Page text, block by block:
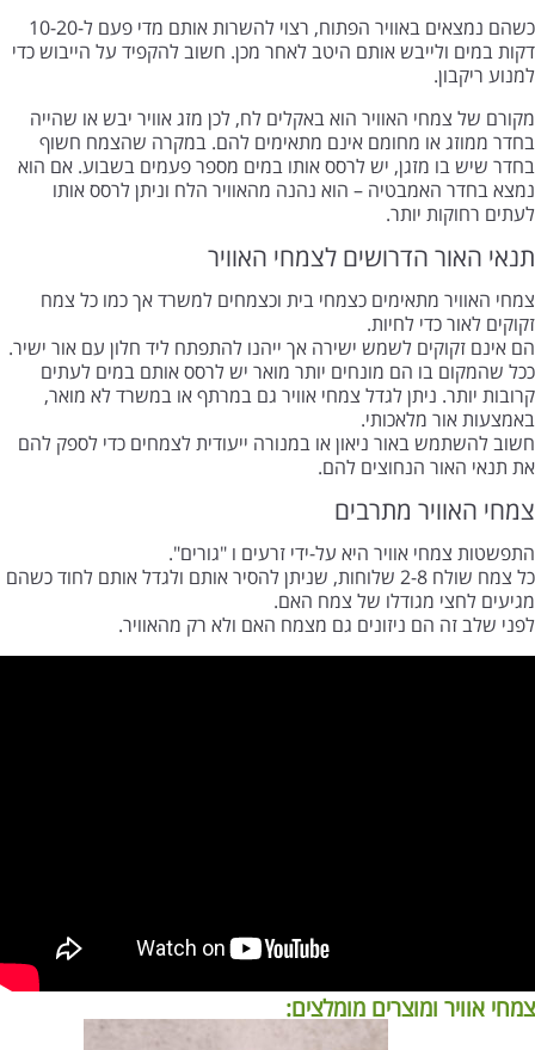
כשהם נמצאים באוויר הפתוח, רצוי להשרות אותם מדי פעם ל-10-20
דקות במים ולייבש אותם היטב לאחר מכן. חשוב להקפיד על הייבוש כדי
למנוע ריקבון.
מקורם של צמחי האוויר הוא באקלים לח, לכן מזג אוויר יבש או שהייה
בחדר ממוזג או מחומם אינם מתאימים להם. במקרה שהצמח חשוף
בחדר שיש בו מזגן, יש לרסס אותו במים מספר פעמים בשבוע. אם הוא
נמצא בחדר האמבטיה – הוא נהנה מהאוויר הלח וניתן לרסס אותו
לעתים רחוקות יותר.
תנאי האור הדרושים לצמחי האוויר
צמחי האוויר מתאימים כצמחי בית וכצמחים למשרד אך כמו כל צמח
זקוקים לאור כדי לחיות.
הם אינם זקוקים לשמש ישירה אך ייהנו להתפתח ליד חלון עם אור ישיר.
ככל שהמקום בו הם מונחים יותר מואר יש לרסס אותם במים לעתים
קרובות יותר. ניתן לגדל צמחי אוויר גם במרתף או במשרד לא מואר,
באמצעות אור מלאכותי.
חשוב להשתמש באור ניאון או במנורה ייעודית לצמחים כדי לספק להם
את תנאי האור הנחוצים להם.
צמחי האוויר מתרבים
התפשטות צמחי אוויר היא על-ידי זרעים ו "גורים".
כל צמח שולח 2-8 שלוחות, שניתן להסיר אותם ולגדל אותם לחוד כשהם
מגיעים לחצי מגודלו של צמח האם.
לפני שלב זה הם ניזונים גם מצמח האם ולא רק מהאוויר.
צמחי אוויר ומוצרים מומלצים: